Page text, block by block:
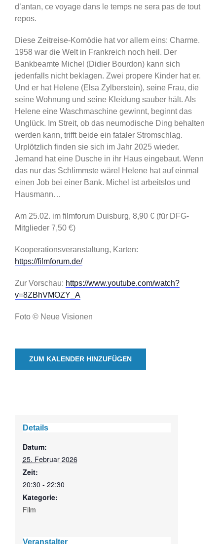
d’antan, ce voyage dans le temps ne sera pas de tout
repos.
Diese Zeitreise-Komödie hat vor allem eins: Charme.
1958 war die Welt in Frankreich noch heil. Der
Bankbeamte Michel (Didier Bourdon) kann sich
jedenfalls nicht beklagen. Zwei propere Kinder hat er.
Und er hat Helene (Elsa Zylberstein), seine Frau, die
seine Wohnung und seine Kleidung sauber hält. Als
Helene eine Waschmaschine gewinnt, beginnt das
Unglück. Im Streit, ob das neumodische Ding behalten
werden kann, trifft beide ein fataler Stromschlag.
Urplötzlich finden sie sich im Jahr 2025 wieder.
Jemand hat eine Dusche in ihr Haus eingebaut. Wenn
das nur das Schlimmste wäre! Helene hat auf einmal
einen Job bei einer Bank. Michel ist arbeitslos und
Hausmann…
Am 25.02. im filmforum Duisburg, 8,90 € (für DFG-
Mitglieder 7,50 €)
Kooperationsveranstaltung, Karten:
https://filmforum.de/
Zur Vorschau: https://www.youtube.com/watch?
v=8ZBhVMOZY_A
Foto © Neue Visionen
ZUM KALENDER HINZUFÜGEN
Details
Datum:
25. Februar 2026
Zeit:
20:30 - 22:30
Kategorie:
Film
Veranstalter